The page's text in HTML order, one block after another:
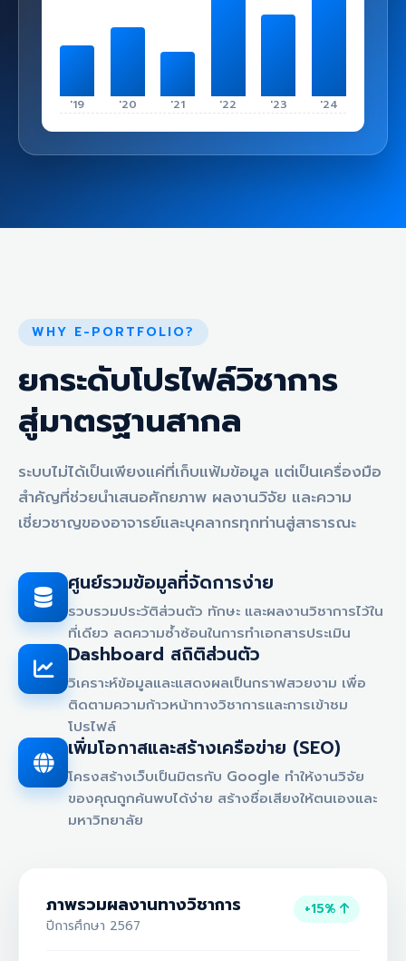
'19 '20 '21 '22 '23 '24
WHY E-PORTFOLIO?
ยกระดับโปรไฟล์วิชาการ
สู่มาตรฐานสากล
ระบบไม่ได้เป็นเพียงแค่ที่เก็บแฟ้มข้อมูล แต่เป็นเครื่องมือ
สำคัญที่ช่วยนำเสนอศักยภาพ ผลงานวิจัย และความ
เชี่ยวชาญของอาจารย์และบุคลากรทุกท่านสู่สาธารณะ
ศูนย์รวมข้อมูลที่จัดการง่าย
รวบรวมประวัติส่วนตัว ทักษะ และผลงานวิชาการไว้ใน
ที่เดียว ลดความซ้ำซ้อนในการทำเอกสารประเมิน
Dashboard สถิติส่วนตัว
วิเคราะห์ข้อมูลและแสดงผลเป็นกราฟสวยงาม เพื่อ
ติดตามความก้าวหน้าทางวิชาการและการเข้าชม
โปรไฟล์
เพิ่มโอกาสและสร้างเครือข่าย (SEO)
โครงสร้างเว็บเป็นมิตรกับ Google ทำให้งานวิจัย
ของคุณถูกค้นพบได้ง่าย สร้างชื่อเสียงให้ตนเองและ
มหาวิทยาลัย
ภาพรวมผลงานทางวิชาการ
ปีการศึกษา 2567
+15%